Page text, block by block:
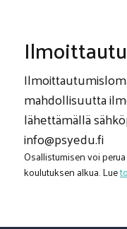
mahdollisuutta
lähettämällä
info@psyedu.fi
Osallistumisen voi
koulutuksen alkua. Lue